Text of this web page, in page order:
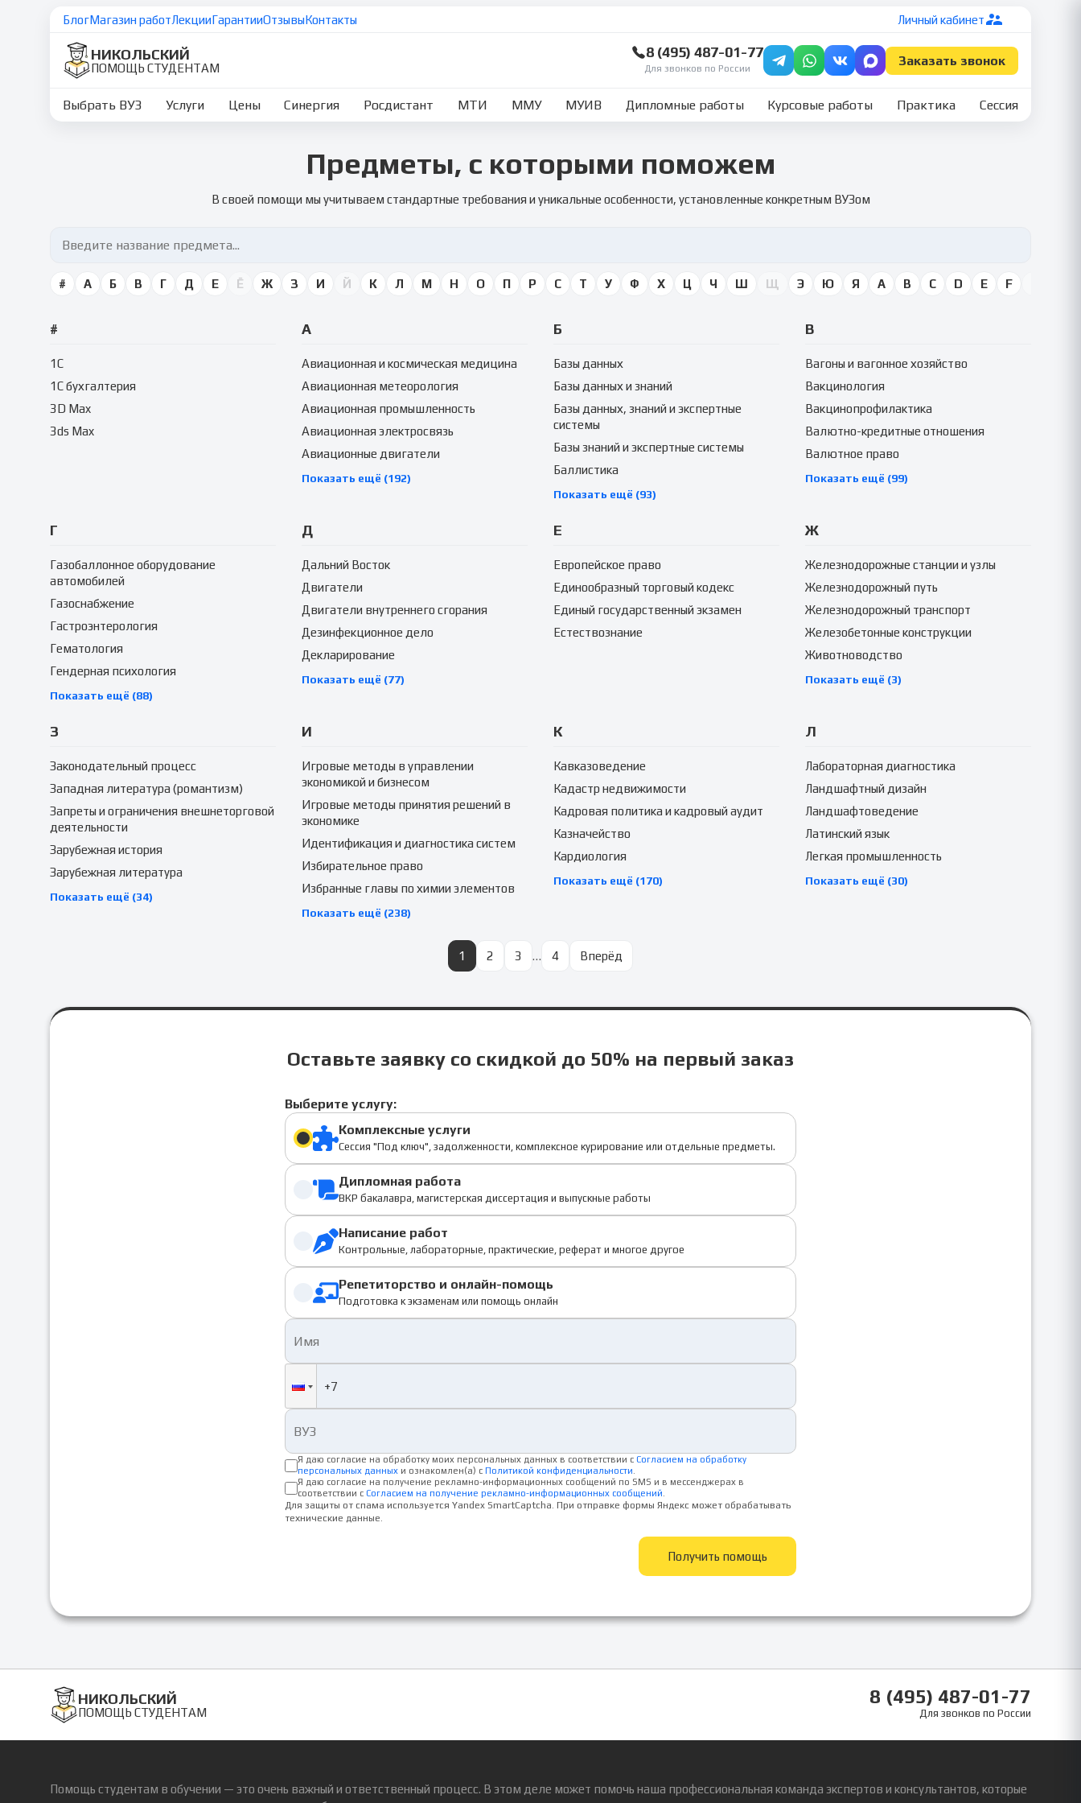
БлогМагазин работЛекцииГарантииОтзывыКонтакты Личный кабинет
НИКОЛЬСКИЙ
ПОМОЩЬ СТУДЕНТАМ
8 (495) 487-01-77
Для звонков по России
Заказать звонок
Выбрать ВУЗ Услуги Цены Синергия Росдистант МТИ ММУ МУИВ Дипломные работы Курсовые работы Практика Сессия
Предметы, с которыми поможем
В своей помощи мы учитываем стандартные требования и уникальные особенности, установленные конкретным ВУЗом
# А Б В Г Д Е Ё Ж З И Й К Л М Н О П Р С Т У Ф Х Ц Ч Ш Щ Э Ю Я A B C D E F
#
1C
1C бухгалтерия
3D Max
3ds Max
А
Авиационная и космическая медицина
Авиационная метеорология
Авиационная промышленность
Авиационная электросвязь
Авиационные двигатели
Показать ещё (192)
Б
Базы данных
Базы данных и знаний
Базы данных, знаний и экспертные
системы
Базы знаний и экспертные системы
Баллистика
Показать ещё (93)
В
Вагоны и вагонное хозяйство
Вакцинология
Вакцинопрофилактика
Валютно-кредитные отношения
Валютное право
Показать ещё (99)
Г
Газобаллонное оборудование
автомобилей
Газоснабжение
Гастроэнтерология
Гематология
Гендерная психология
Показать ещё (88)
Д
Дальний Восток
Двигатели
Двигатели внутреннего сгорания
Дезинфекционное дело
Декларирование
Показать ещё (77)
Е
Европейское право
Единообразный торговый кодекс
Единый государственный экзамен
Естествознание
Ж
Железнодорожные станции и узлы
Железнодорожный путь
Железнодорожный транспорт
Железобетонные конструкции
Животноводство
Показать ещё (3)
З
Законодательный процесс
Западная литература (романтизм)
Запреты и ограничения внешнеторговой
деятельности
Зарубежная история
Зарубежная литература
Показать ещё (34)
И
Игровые методы в управлении
экономикой и бизнесом
Игровые методы принятия решений в
экономике
Идентификация и диагностика систем
Избирательное право
Избранные главы по химии элементов
Показать ещё (238)
К
Кавказоведение
Кадастр недвижимости
Кадровая политика и кадровый аудит
Казначейство
Кардиология
Показать ещё (170)
Л
Лабораторная диагностика
Ландшафтный дизайн
Ландшафтоведение
Латинский язык
Легкая промышленность
Показать ещё (30)
1 2 3 … 4 Вперёд
Оставьте заявку со скидкой до 50% на первый заказ
Выберите услугу:
Комплексные услуги
Сессия "Под ключ", задолженности, комплексное курирование или отдельные предметы.
Дипломная работа
ВКР бакалавра, магистерская диссертация и выпускные работы
Написание работ
Контрольные, лабораторные, практические, реферат и многое другое
Репетиторство и онлайн-помощь
Подготовка к экзаменам или помощь онлайн
Я даю согласие на обработку моих персональных данных в соответствии с Согласием на обработку
персональных данных и ознакомлен(а) с Политикой конфиденциальности
Я даю согласие на получение рекламно-информационных сообщений по SMS и в мессенджерах в
соответствии с Согласием на получение рекламно-информационных сообщений
Для защиты от спама используется Yandex SmartCaptcha. При отправке формы Яндекс может обрабатывать
технические данные.
Получить помощь
НИКОЛЬСКИЙ
ПОМОЩЬ СТУДЕНТАМ
8 (495) 487-01-77
Для звонков по России
Помощь студентам в обучении — это очень важный и ответственный процесс. В этом деле может помочь наша профессиональная команда экспертов и консультантов, которые